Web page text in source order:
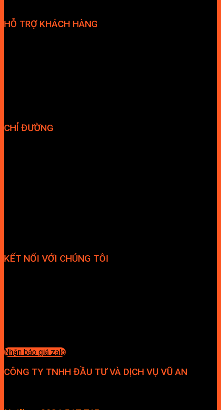
HỖ TRỢ KHÁCH HÀNG
CHỈ ĐƯỜNG
KẾT NỐI VỚI CHÚNG TÔI
Nhận báo giá zalo
CÔNG TY TNHH ĐẦU TƯ VÀ DỊCH VỤ VŨ AN